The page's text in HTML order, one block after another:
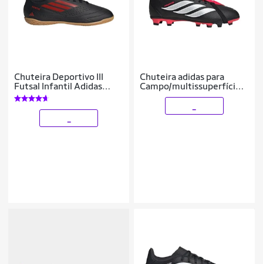
Chuteira Deportivo III
Futsal Infantil Adidas
Masculina
Chuteira adidas para
Campo/multissuperfície
Língua Dobrável Predator